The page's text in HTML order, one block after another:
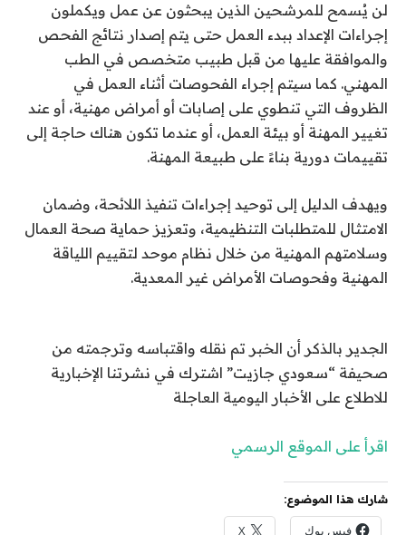
لن يُسمح للمرشحين الذين يبحثون عن عمل ويكملون
إجراءات الإعداد ببدء العمل حتى يتم إصدار نتائج الفحص
والموافقة عليها من قبل طبيب متخصص في الطب
المهني. كما سيتم إجراء الفحوصات أثناء العمل في
الظروف التي تنطوي على إصابات أو أمراض مهنية، أو عند
تغيير المهنة أو بيئة العمل، أو عندما تكون هناك حاجة إلى
تقييمات دورية بناءً على طبيعة المهنة.
ويهدف الدليل إلى توحيد إجراءات تنفيذ اللائحة، وضمان
الامتثال للمتطلبات التنظيمية، وتعزيز حماية صحة العمال
وسلامتهم المهنية من خلال نظام موحد لتقييم اللياقة
المهنية وفحوصات الأمراض غير المعدية.
الجدير بالذكر أن الخبر تم نقله واقتباسه وترجمته من
صحيفة “سعودي جازيت” اشترك في نشرتنا الإخبارية
للاطلاع على الأخبار اليومية العاجلة
اقرأ على الموقع الرسمي
شارك هذا الموضوع:
فيس بوك X